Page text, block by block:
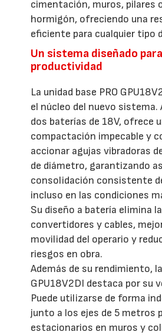
cimentación, muros, pilares
hormigón, ofreciendo una
eficiente para cualquier tipo
Un sistema diseñado
productividad
La unidad base PRO
el núcleo del nuevo
dos baterías de 18V, ofrece
compactación impecable y
accionar agujas vibradoras
de diámetro, garantizando
consolidación consistente
incluso en las condiciones
Su diseño a batería elimina
convertidores y cables,
movilidad del operario y
riesgos en obra.
Además de su rendimiento, la
GPU18V2DI destaca por su
Puede utilizarse de forma
junto a los ejes de 5 metros
estacionarios en muros y